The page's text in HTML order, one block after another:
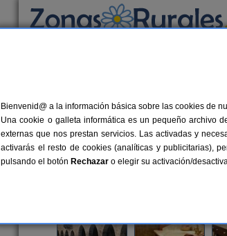
>
Hotel Posada Real
Hotel Rural en Aínsa (Huesca)
Alquiler por habitaciones 12 plazas
Bienvenid@ a la información básica sobre las cookies de
Una cookie o galleta informática es un pequeño archivo
externas que nos prestan servicios. Las activadas y
activarás el resto de cookies (analíticas y publicitarias),
pulsando el botón Rechazar o elegir su activación/